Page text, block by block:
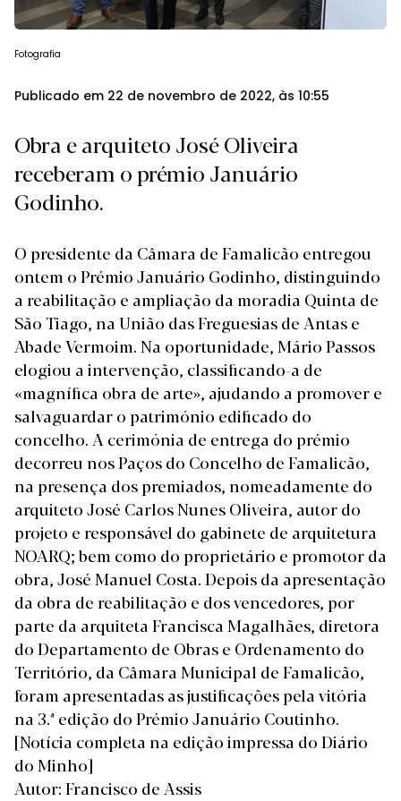
Fotografia
Publicado em 22 de novembro de 2022, às 10:55
Obra e arquiteto José Oliveira
receberam o prémio Januário
Godinho.
O presidente da Câmara de Famalicão entregou
ontem o Prémio Januário Godinho, distinguindo
a reabilitação e ampliação da moradia Quinta de
São Tiago, na União das Freguesias de Antas e
Abade Vermoim. Na oportunidade, Mário Passos
elogiou a intervenção, classificando-a de
«magnífica obra de arte», ajudando a promover e
salvaguardar o património edificado do
concelho. A cerimónia de entrega do prémio
decorreu nos Paços do Concelho de Famalicão,
na presença dos premiados, nomeadamente do
arquiteto José Carlos Nunes Oliveira, autor do
projeto e responsável do gabinete de arquitetura
NOARQ; bem como do proprietário e promotor da
obra, José Manuel Costa. Depois da apresentação
da obra de reabilitação e dos vencedores, por
parte da arquiteta Francisca Magalhães, diretora
do Departamento de Obras e Ordenamento do
Território, da Câmara Municipal de Famalicão,
foram apresentadas as justificações pela vitória
na 3.ª edição do Prémio Januário Coutinho.
[Notícia completa na edição impressa do Diário
do Minho]
Autor: Francisco de Assis